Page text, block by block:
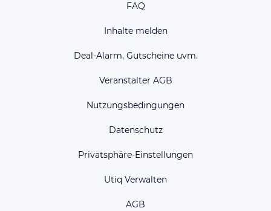
FAQ
Inhalte melden
Deal-Alarm, Gutscheine uvm.
Veranstalter AGB
Nutzungsbedingungen
Datenschutz
Privatsphäre-Einstellungen
Utiq Verwalten
AGB